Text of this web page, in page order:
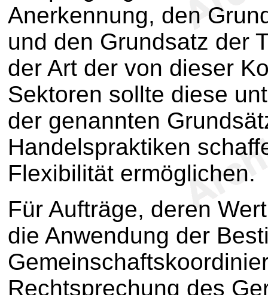
Anerkennung, den
und den Grundsatz der
der Art der von dieser
Sektoren sollte diese
der genannten
Handelspraktiken
Flexibilität ermöglichen.
Für Aufträge, deren
die Anwendung der
Rechtsprechung des